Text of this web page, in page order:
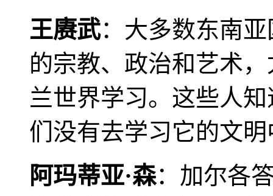
王赓武：大多数东南
的宗教、政治和艺术
兰世界学习。这些人
们没有去学习它的文
阿玛蒂亚·森：加尔各